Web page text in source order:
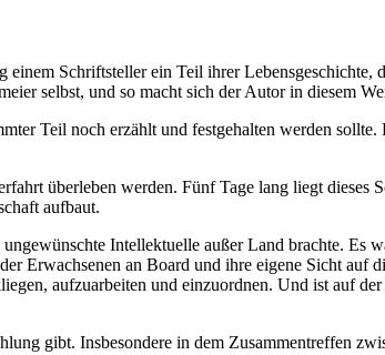
Schriftsteller ein Teil ihrer Lebensgeschichte,
selbst, und so macht sich der Autor in diesem
Teil noch erzählt und festgehalten werden sollte.
überleben werden. Fünf Tage lang liegt dieses
aufbaut.
Intellektuelle außer Land brachte. Es
Erwachsenen an Board und ihre eigene Sicht auf
aufzuarbeiten und einzuordnen. Und ist auf
gibt. Insbesondere in dem Zusammentreffen